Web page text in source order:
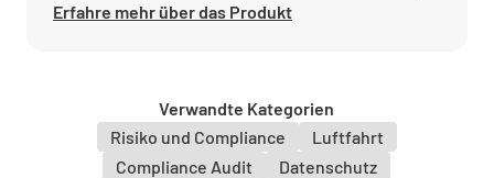
Erfahre mehr über das Produkt
Verwandte Kategorien
Risiko und Compliance
Luftfahrt
Compliance Audit
Datenschutz